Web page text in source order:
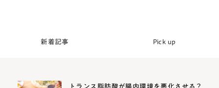
新着記事 Pick up
トランス脂肪酸が腸内環境を悪化させる？